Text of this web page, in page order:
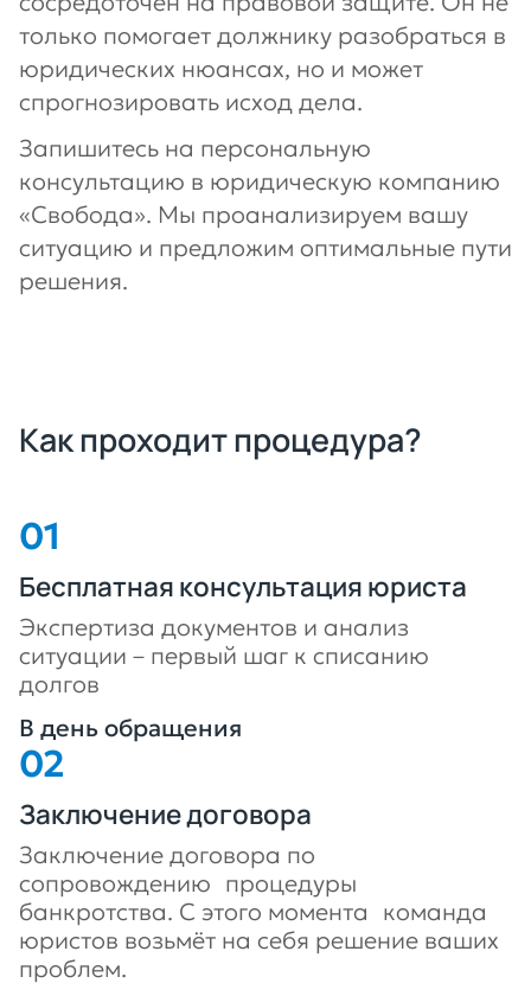
только помогает должнику разобраться в
юридических нюансах, но и может
спрогнозировать исход дела.
Запишитесь на персональную
консультацию в юридическую компанию
«Свобода». Мы проанализируем вашу
ситуацию и предложим оптимальные пути
решения.
Как проходит процедура?
Бесплатная консультация юриста
Экспертиза документов и анализ
ситуации – первый шаг к списанию
долгов
В день обращения
Заключение договора
Заключение договора по
сопровождению процедуры
банкротства. С этого момента команда
юристов возьмёт на себя решение ваших
проблем.